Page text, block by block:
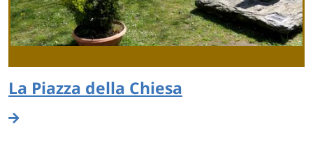
La Piazza della Chiesa